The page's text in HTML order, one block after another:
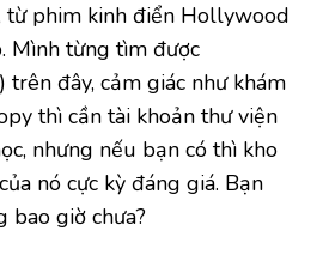
từ phim kinh điển Hollywood
Mình từng tìm được
trên đây, cảm giác như khám
thì cần tài khoản thư viện
nhưng nếu bạn có thì kho
nó cực kỳ đáng giá. Bạn
bao giờ chưa?